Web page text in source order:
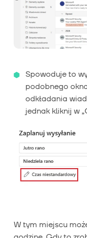
Spowoduje to
podobnego
odkładania
jednak kliknij w
W tym miejscu